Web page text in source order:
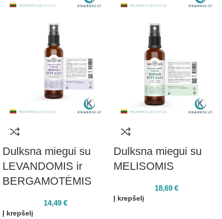
Dulksna miegui su
LEVANDOMIS ir
BERGAMOTĖMIS
14,49 €
Į krepšelį
Dulksna miegui su
MELISOMIS
18,69 €
Į krepšelį